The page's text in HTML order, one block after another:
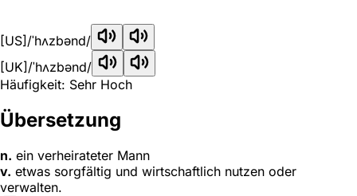
[US] /ˈhʌzbənd/
[UK] /ˈhʌzbənd/
Häufigkeit: Sehr Hoch
Übersetzung
n. ein verheirateter Mann
v. etwas sorgfältig und wirtschaftlich nutzen oder
verwalten.